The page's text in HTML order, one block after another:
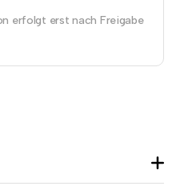
erfolgt erst nach Freigabe